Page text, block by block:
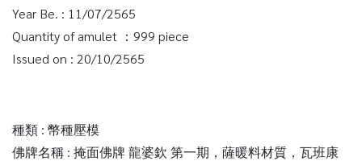
Year Be. : 11/07/2565
Quantity of amulet ：999 piece
Issued on : 20/10/2565
種類 : 幣種壓模
佛牌名稱 : 掩面佛牌 龍婆欽 第一期，薩暖料材質，瓦班康